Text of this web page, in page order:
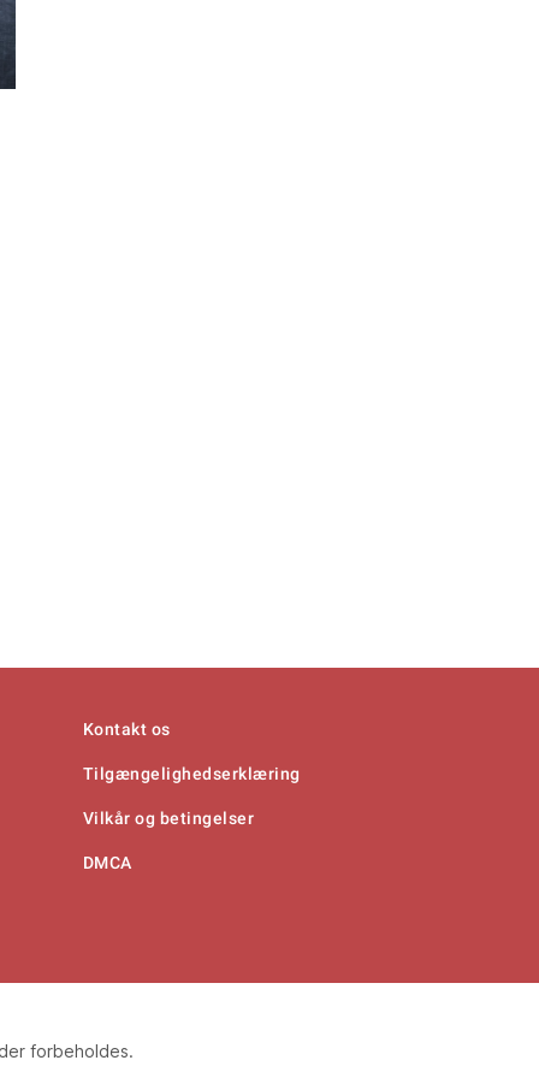
Kontakt os
Tilgængelighedserklæring
Vilkår og betingelser
DMCA
forbeholdes.